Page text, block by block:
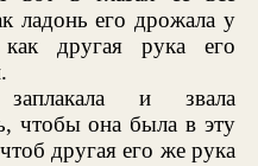
ладонь его дрожала у
другая рука его
и звала
чтобы она была в эту
другая его же рука